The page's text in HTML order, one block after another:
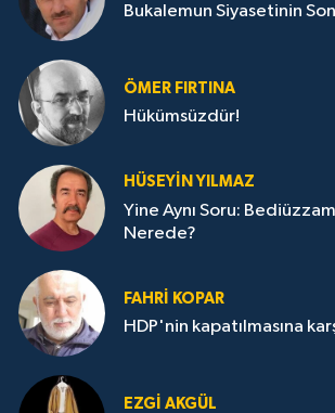
Bukalemun Siyasetinin
ÖMER FIRTINA
Hükümsüzdür!
HÜSEYIN YILMAZ
Yine Aynı Soru:
Nerede?
FAHRI KOPAR
HDP'nin kapatılmasına
EZGI AKGÜL